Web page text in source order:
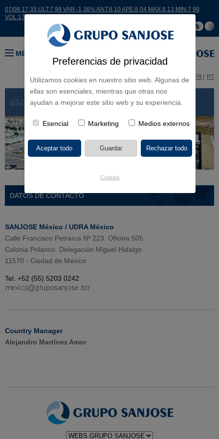
Preferencias de privacidad
Utilizamos cookies en nuestro sitio web. Algunas de
ellas son esenciales, mientras que otras nos
ayudan a mejorar este sitio web y su experiencia.
Esencial Marketing Medios externos
Cookies
07/08 17:35 ULT:7,99 VAR:-1,36% ANT:8,10 APE:8,04 MAX:8,13 MIN:7,99
VOL:17664
MENÚ
EN FR PT
GSJ EN EL MUNDO> MÉXICO
DATOS DE CONTACTO
SANJOSE México / UDRA México
Calle Francisco Petrarca Nº 223. Oficina 505
Colonia Polanco. Delegación Miguel Hidalgo
11570 - Ciudad de México
Tel. +52 (55) 5203 0242
Country Manager
Alejandro Martínez Amor